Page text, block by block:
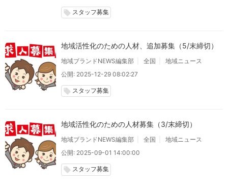
local_offer スタッフ募集
地域活性化のための人材、追加募集（5/末締切）
地域ブランドNEWS編集部 全国
地域ニュース
公開: 2025-12-29 08:02:27
local_offer スタッフ募集
地域活性化のための人材募集（3/末締切）
地域ブランドNEWS編集部 全国
地域ニュース
公開: 2025-09-01 14:00:00
local_offer スタッフ募集